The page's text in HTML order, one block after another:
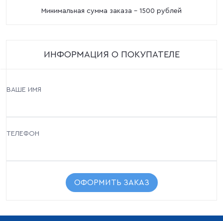
Минимальная сумма заказа - 1500 рублей
ИНФОРМАЦИЯ О ПОКУПАТЕЛЕ
ВАШЕ ИМЯ
ТЕЛЕФОН
ОФОРМИТЬ ЗАКАЗ